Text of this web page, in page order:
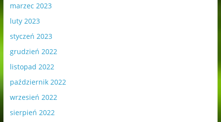
marzec 2023
luty 2023
styczeń 2023
grudzień 2022
listopad 2022
październik 2022
wrzesień 2022
sierpień 2022